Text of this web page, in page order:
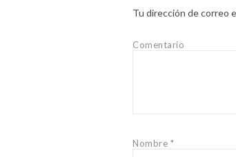
Tu dirección de correo
Comentario
Nombre *